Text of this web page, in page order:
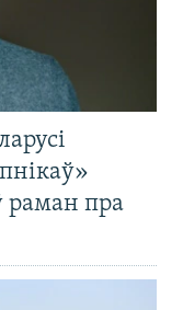
раман пра